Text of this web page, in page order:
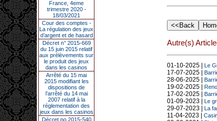
France, 4eme
trimestre 2020 -
18/03/2021
Cour des comptes -
La régulation des jeux
d’argent et de hasard
Décret n° 2015-669
du 15 juin 2015 relatif
aux prélèvements sur
le produit des jeux
dans les casinos
Arrêté du 15 mai
2015 modifiant les
dispositions de
l’arrêté du 14 mai
2007 relatif à la
réglementation des
jeux dans les casinos
Décret no 2015-540
Autre(s)
01-10-2025 | Le
17-07-2025 |
28-06-2025 |
19-02-2025 |
17-02-2025 |
01-09-2023 | Le
29-07-2023 | La
11-04-2023 |